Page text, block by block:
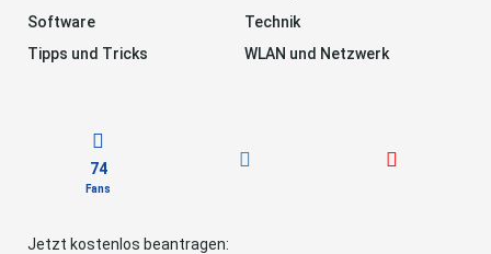
Software
Technik
Tipps und Tricks
WLAN und Netzwerk
74
Fans
Jetzt kostenlos beantragen: